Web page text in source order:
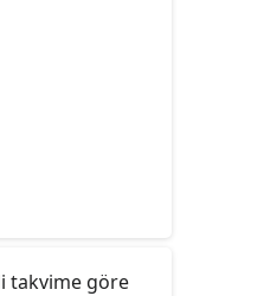
takvime göre